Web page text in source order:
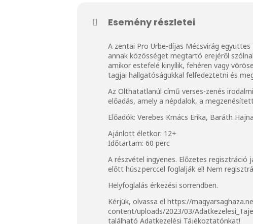
Esemény részletei
A zentai Pro Urbe-díjas Mécsvirág
annak közösséget megtartó erejéről
amikor estefelé kinyílik, fehéren vagy
tagjai hallgatóságukkal felfedeztetni és
Az Olthatatlanúl című verses-zenés
előadás, amely a népdalok, a
Előadók: Verebes Krnács Erika, Baráth
Ajánlott életkor: 12+
Időtartam: 60 perc
A részvétel ingyenes. Előzetes
előtt húsz perccel foglalják el! Nem
Helyfoglalás érkezési sorrendben.
Kérjük, olvassa el https://
content/uploads/2023/03/
található Adatkezelési Tájékoztatónkat!